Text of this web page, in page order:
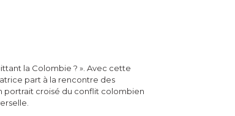
la Colombie ? ». Avec cette
part à la rencontre des
portrait croisé du conflit colombien